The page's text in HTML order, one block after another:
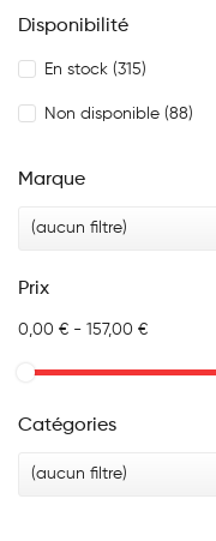
Disponibilité
En stock (315)
Non disponible (88)
Marque
(aucun filtre)
Prix
0,00 € - 157,00 €
Catégories
(aucun filtre)